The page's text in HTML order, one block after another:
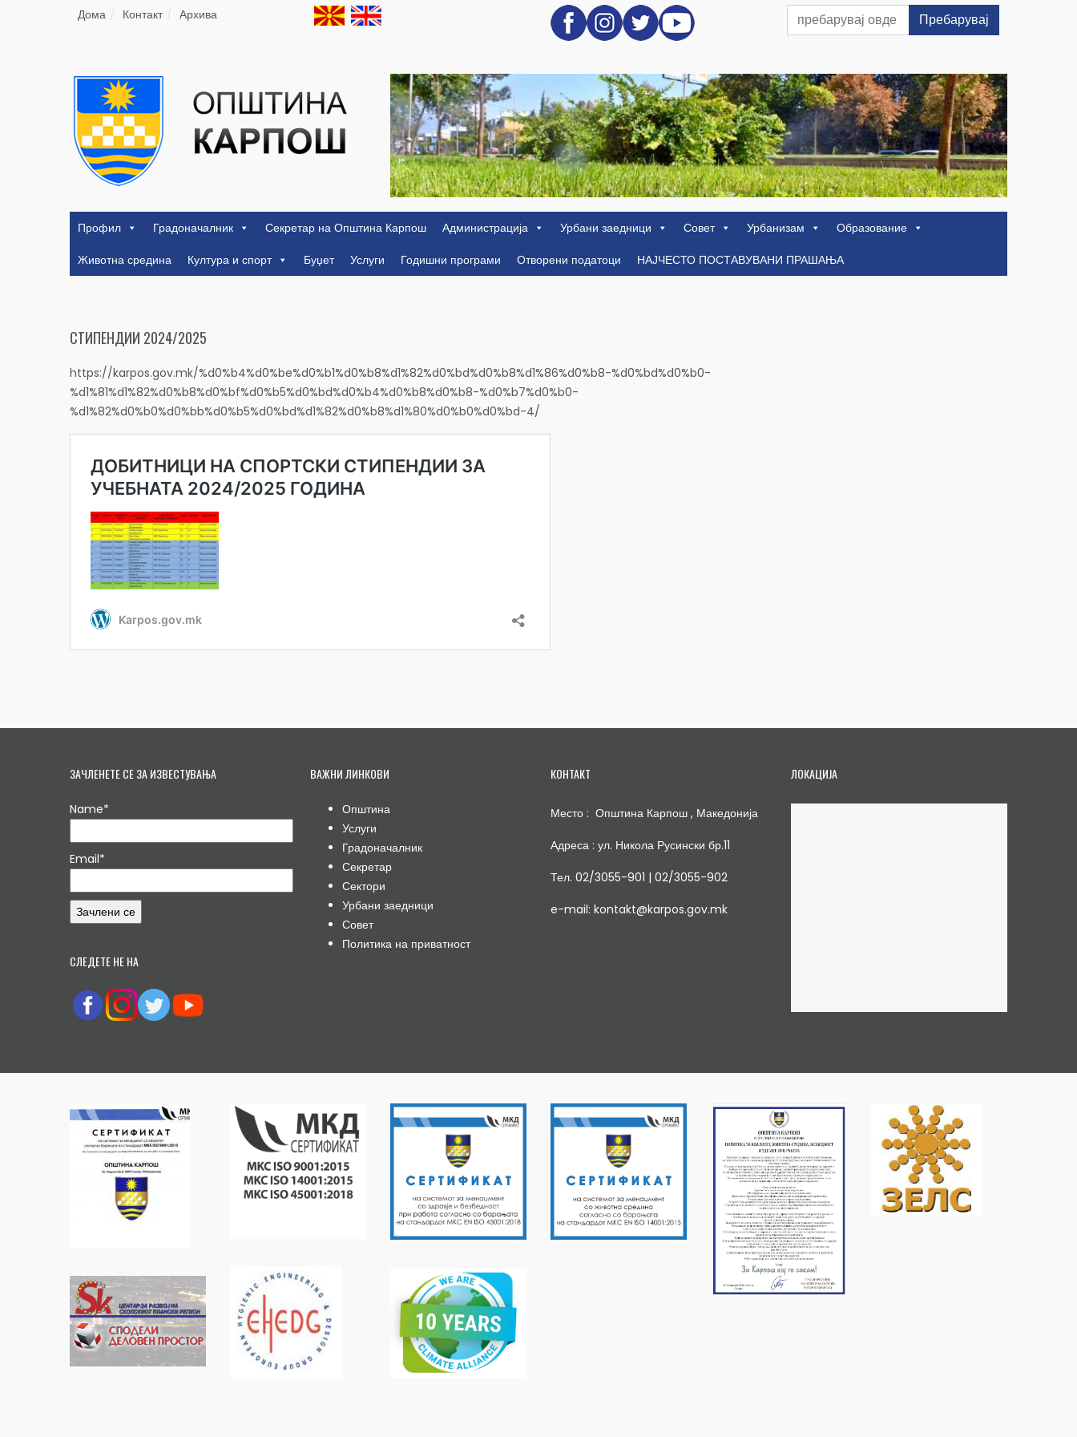
Дома Контакт Архива Пребарувај
Профил Градоначалник Секретар на Општина Карпош Администрација Урбани заедници Совет Урбанизам
Образование
Животна средина
Култура и спорт Буџет Услуги Годишни програми Отворени податоци НАЈЧЕСТО ПОСТАВУВАНИ ПРАШАЊА
СТИПЕНДИИ 2024/2025
https://karpos.gov.mk/%d0%b4%d0%be%d0%b1%d0%b8%d1%82%d0%bd%d0%b8%d1%86%d0%b8-%d0%bd%d0%b0-
%d1%81%d1%82%d0%b8%d0%bf%d0%b5%d0%bd%d0%b4%d0%b8%d0%b8-%d0%b7%d0%b0-
%d1%82%d0%b0%d0%bb%d0%b5%d0%bd%d1%82%d0%b8%d1%80%d0%b0%d0%bd-4/
ЗАЧЛЕНЕТЕ СЕ ЗА ИЗВЕСТУВАЊА
Name*
Email*
СЛЕДЕТЕ НЕ НА
ВАЖНИ ЛИНКОВИ
Општина
Услуги
Градоначалник
Секретар
Сектори
Урбани заедници
Совет
Политика на приватност
КОНТАКТ
Место : Општина Карпош , Македонија
Адреса : ул. Никола Русински бр.11
Тел. 02/3055-901 | 02/3055-902
e-mail: kontakt@karpos.gov.mk
ЛОКАЦИЈА